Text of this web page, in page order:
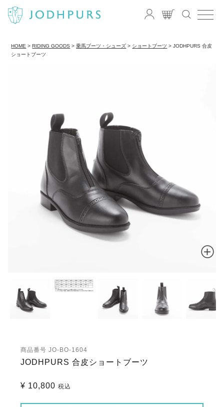
HOME RIDING GOODS 乗馬ブーツ・シューズ ショートブーツ
JODHPURS 合皮
ショートブーツ
商品番号 JO-BO-1604
JODHPURS 合皮ショートブーツ
¥ 10,800 税込